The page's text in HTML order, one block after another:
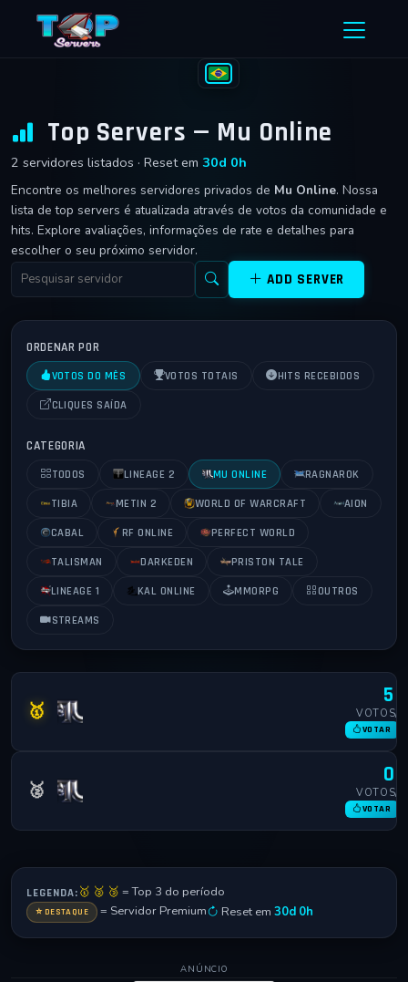
Ir para o conteúdo
Top Servers — Mu Online
2 servidores listados · Reset em 30d 0h
Encontre os melhores servidores privados de Mu Online. Nossa
lista de top servers é atualizada através de votos da comunidade e
hits. Explore avaliações, informações de rate e detalhes para
escolher o seu próximo servidor.
ADD SERVER
ORDENAR POR
VOTOS DO MÊS VOTOS TOTAIS
HITS RECEBIDOS
CLIQUES SAÍDA
CATEGORIA
TODOS LINEAGE 2 MU ONLINE
RAGNAROK
TIBIA
METIN 2 WORLD OF WARCRAFT
AION
CABAL
RF ONLINE
PERFECT WORLD
TALISMAN
DARKEDEN
PRISTON TALE
LINEAGE 1
KAL ONLINE MMORPG
OUTROS
STREAMS
🥇
5
VOTOS/
VOTAR
🥈
0
VOTOS/
VOTAR
LEGENDA:🥇 🥈 🥉 = Top 3 do período
⭐ DESTAQUE = Servidor Premium Reset em30d 0h
ANÚNCIO